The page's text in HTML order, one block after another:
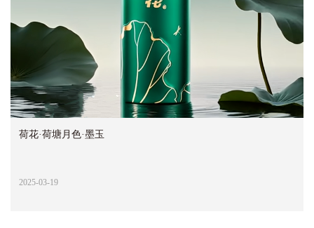
荷花·荷塘月色·墨玉
2025-03-19